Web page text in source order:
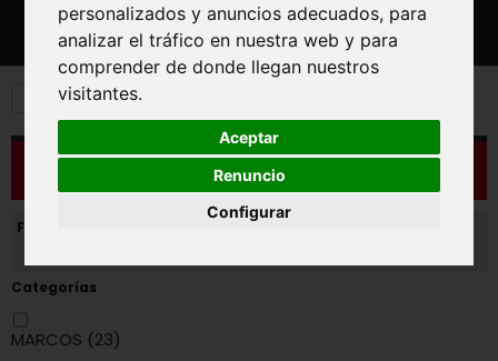
personalizados y anuncios adecuados, para
analizar el tráfico en nuestra web y para
comprender de donde llegan nuestros
visitantes.
Aceptar
Renuncio
Configurar
MENU
Bicicleta de carretera
CATÁLOGO
Filtros activados:
Categorías
MARCOS (23)